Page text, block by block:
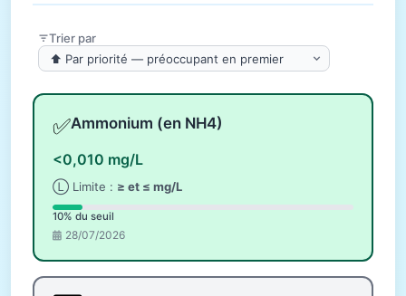
Trier par
✅Ammonium (en NH4)
<0,010 mg/L
Ⓛ Limite : ≥ et ≤ mg/L
10% du seuil
28/07/2026